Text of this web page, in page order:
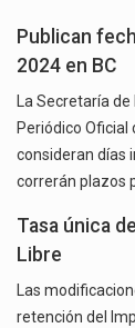
Publican
2024 en BC
La Secretaría
Periódico Oficial
consideran días
correrán plazos
Tasa única
Libre
Las
retención del